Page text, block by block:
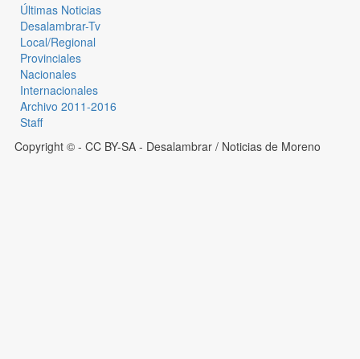
Últimas Noticias
Desalambrar-Tv
Local/Regional
Provinciales
Nacionales
Internacionales
Archivo 2011-2016
Staff
Copyright © - CC BY-SA - Desalambrar / Noticias de Moreno